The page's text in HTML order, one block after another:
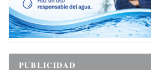
PUBLICIDAD